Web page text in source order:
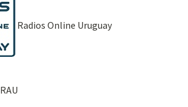
Radios Online Uruguay
RAU